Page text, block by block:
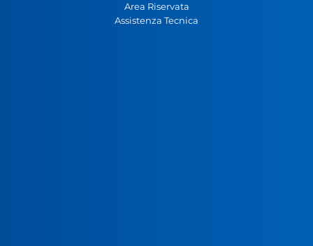
Area Riservata
Assistenza Tecnica